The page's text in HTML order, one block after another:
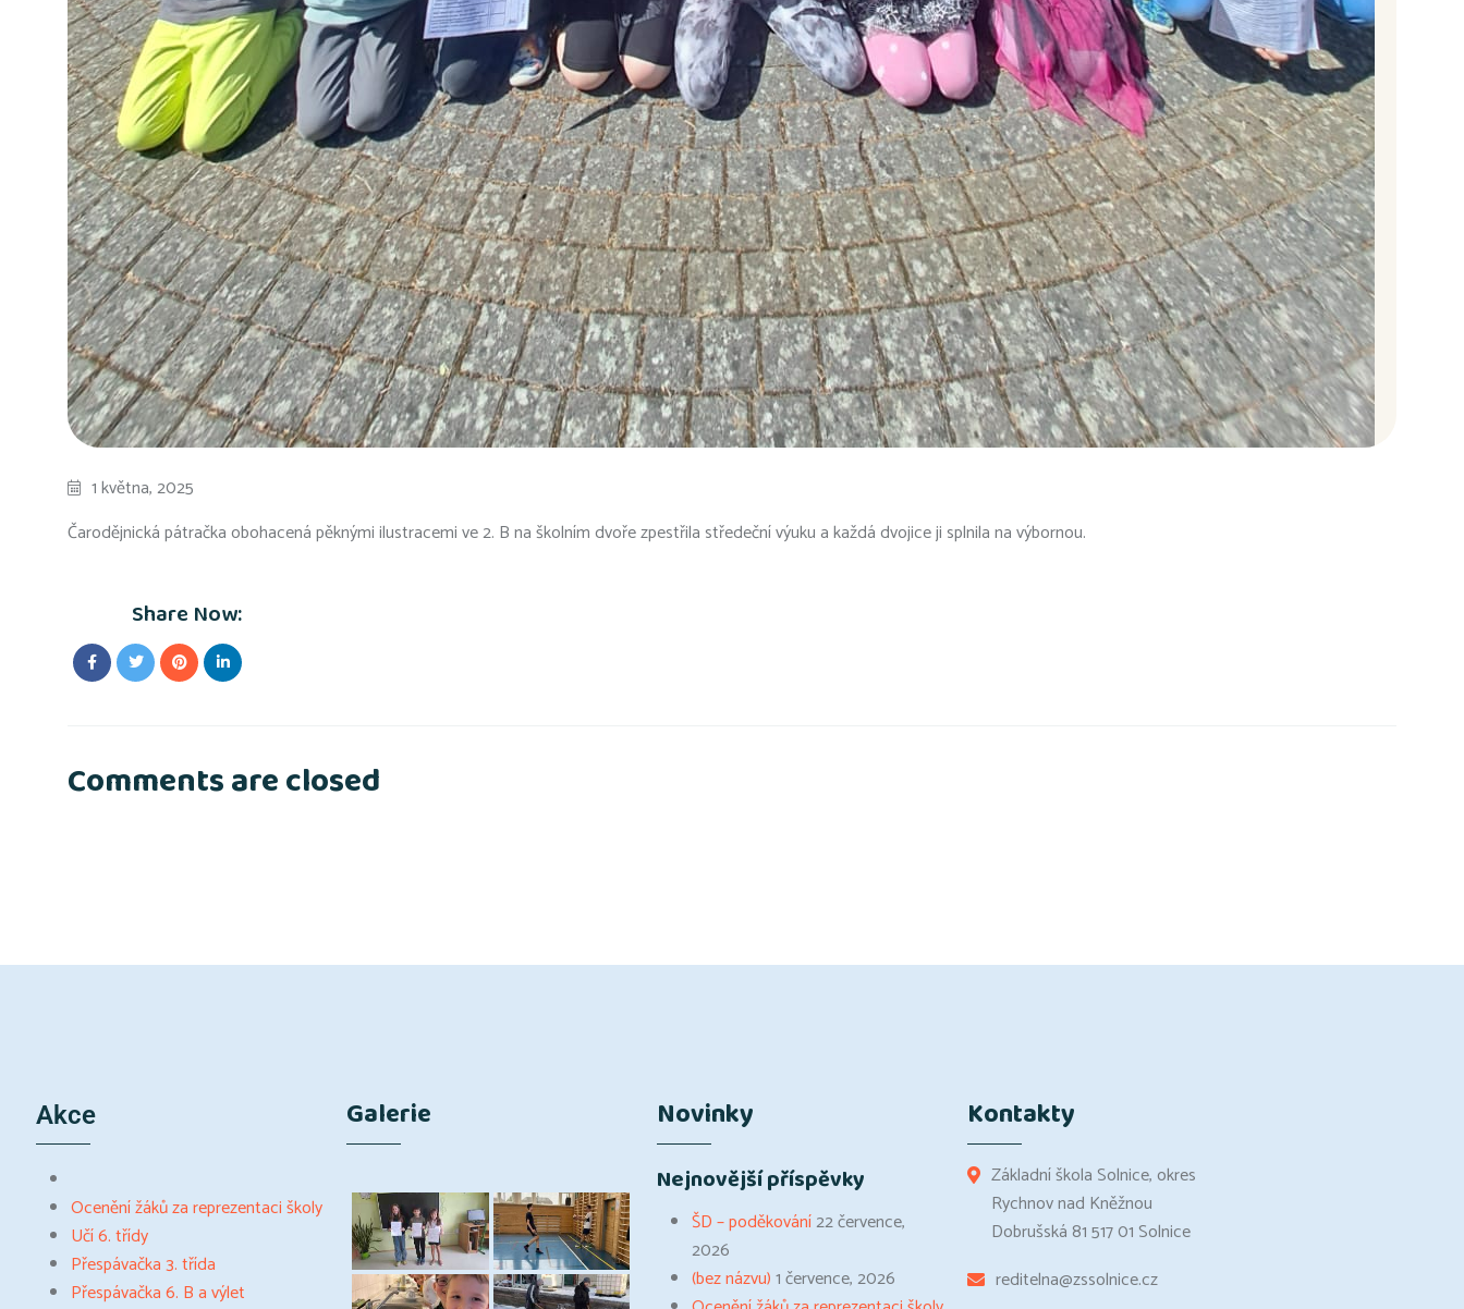
1 května, 2025
Čarodějnická pátračka obohacená pěknými ilustracemi ve 2. B na školním dvoře zpestřila středeční výuku a každá dvojice ji splnila na výbornou.
Share Now:
Comments are closed
Akce
Ocenění žáků za reprezentaci školy
Učí 6. třídy
Přespávačka 3. třída
Přespávačka 6. B a výlet
Galerie Novinky
Nejnovější příspěvky
ŠD – poděkování22 července,
2026
(bez názvu)1 července, 2026
Kontakty
Základní škola Solnice, okres
Rychnov nad Kněžnou
Dobrušská 81 517 01 Solnice
reditelna@zssolnice.cz